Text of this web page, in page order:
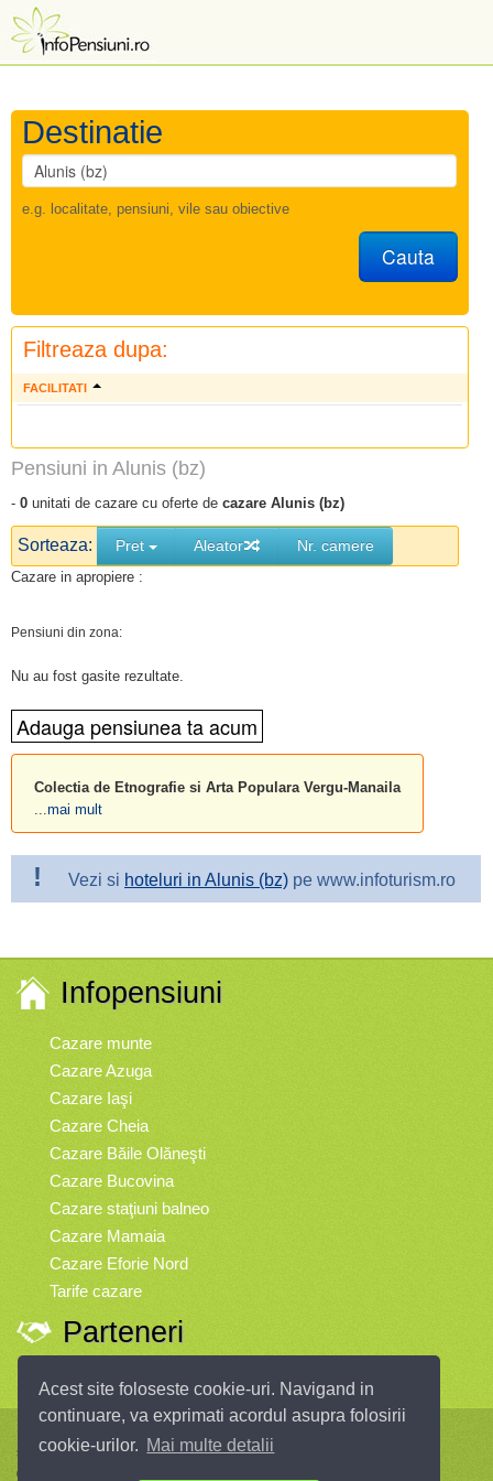
Acest site foloseste cookie-uri. Navigand in
continuare, va exprimati acordul asupra folosirii
cookie-urilor. Mai multe detalii
Destinatie
e.g. localitate, pensiuni, vile sau obiective
Cauta
Filtreaza dupa:
FACILITATI
Pensiuni in Alunis (bz)
- 0 unitati de cazare cu oferte de cazare Alunis (bz)
Sorteaza: Pret Aleator Nr. camere
Cazare in apropiere :
Pensiuni din zona:
Nu au fost gasite rezultate.
Colectia de Etnografie si Arta Populara Vergu-Manaila
...mai mult
! Vezi si hoteluri in Alunis (bz) pe www.infoturism.ro
Infopensiuni
Cazare munte
Cazare Azuga
Cazare Iaşi
Cazare Cheia
Cazare Băile Olăneşti
Cazare Bucovina
Cazare staţiuni balneo
Cazare Mamaia
Cazare Eforie Nord
Tarife cazare
Parteneri
speciale, rezervări online.
© 2004 - 2026 SC InfoTurism Media SRL.